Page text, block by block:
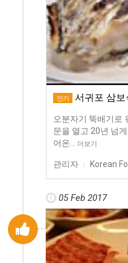
인기 서귀포 삼
오분자기 뚝배기로
문을 열고 20년 넘
어온… 더보기
관리자 Korean
05 Feb 2017